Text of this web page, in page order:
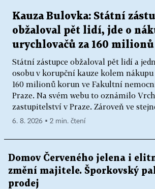
Kauza Bulovka: Státní
obžaloval pět lidí, jde o
urychlovačů za 160
Státní zástupce obžaloval pět lidí a
osobu v korupční kauze kolem nákupu
160 milionů korun ve Fakultní
Praze. Na svém webu to oznámilo
zastupitelství v Praze. Zároveň ve
6. 8. 2026 ▪ 2 min. čtení
Domov Červeného jelena i
změní majitele. Šporkovský
prodej